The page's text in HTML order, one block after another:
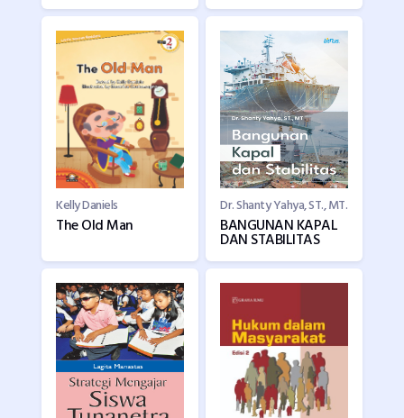
Kelly Daniels
The Old Man
Dr. Shanty Yahya, ST., MT.
BANGUNAN KAPAL
DAN STABILITAS